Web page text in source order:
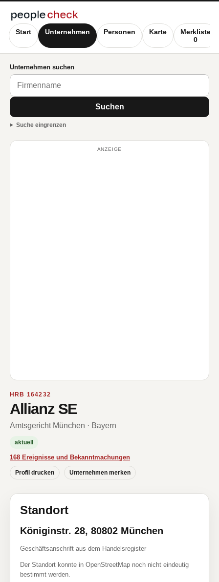
Start Unternehmen Personen Karte
Merkliste
0
Unternehmen suchen
Suchen
Suche eingrenzen
ANZEIGE
HRB 164232
Allianz SE
Amtsgericht München · Bayern
aktuell
168 Ereignisse und Bekanntmachungen
Profil drucken Unternehmen merken
Standort
Königinstr. 28, 80802 München
Geschäftsanschrift aus dem Handelsregister
Der Standort konnte in OpenStreetMap noch nicht eindeutig
bestimmt werden.